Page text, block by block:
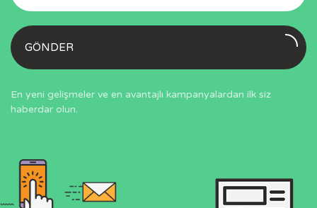
GÖNDER
En yeni gelişmeler ve en avantajlı kampanyalardan ilk siz
haberdar olun.